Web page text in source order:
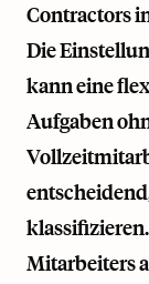
Contractors
Die
kann eine
Aufgaben
Mitarbeiters